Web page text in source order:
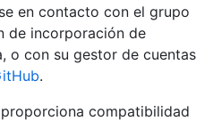
en contacto con el grupo
de incorporación de
o con su gestor de cuentas
.
compatibilidad